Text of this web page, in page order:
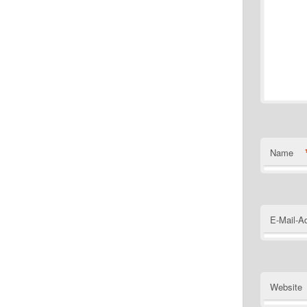
Name
E-Mail-
Website